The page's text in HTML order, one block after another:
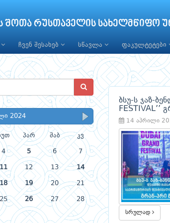
შოთა რუსთაველის სახელმწიფო
ჩვენ შესახებ სწავლა ფაკულტეტები
2024
პარ შაბ კვ
4 5 6 7
12 13 14
19 20 21
26 27 28
ბსუ-ს ჯაზ-
FESTIVAL’’
14 აპრილი
სრულად